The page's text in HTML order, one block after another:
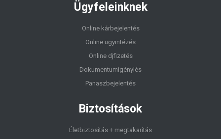
Ügyfeleinknek
Online kárbejelentés
Online ügyintézés
Online djfizetés
Dokumentumigénylés
Panaszbejelentés
Biztosítások
Életbiztosítás + megtakarítás